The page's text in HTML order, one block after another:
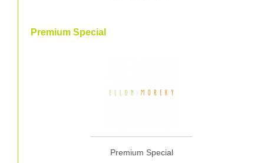
Premium Special
Premium Special